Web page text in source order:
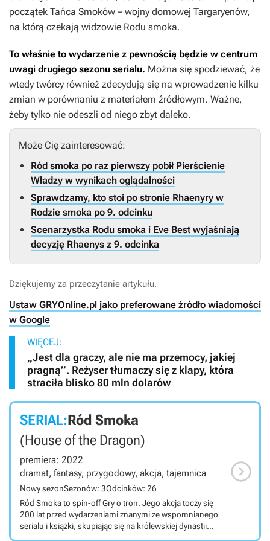
początek Tańca Smoków – wojny domowej Targaryenów,
na którą czekają widzowie Rodu smoka.
To właśnie to wydarzenie z pewnością będzie w centrum
uwagi drugiego sezonu serialu. Można się spodziewać, że
wtedy twórcy również zdecydują się na wprowadzenie kilku
zmian w porównaniu z materiałem źródłowym. Ważne,
żeby tylko nie odeszli od niego zbyt daleko.
Może Cię zainteresować:
Ród smoka po raz pierwszy pobił Pierścienie
Władzy w wynikach oglądalności
Sprawdzamy, kto stoi po stronie Rhaenyry w
Rodzie smoka po 9. odcinku
Scenarzystka Rodu smoka i Eve Best wyjaśniają
decyzję Rhaenys z 9. odcinka
Dziękujemy za przeczytanie artykułu.
Ustaw GRYOnline.pl jako preferowane źródło wiadomości
w Google
WIĘCEJ:
„Jest dla graczy, ale nie ma przemocy, jakiej
pragną”. Reżyser tłumaczy się z klapy, która
straciła blisko 80 mln dolarów
SERIAL:Ród Smoka
(House of the Dragon)
premiera: 2022
dramat, fantasy, przygodowy, akcja, tajemnica
Nowy sezonSezonów: 3Odcinków: 26
Ród Smoka to spin-off Gry o tron. Jego akcja toczy się
200 lat przed wydarzeniami znanymi ze wspomnianego
serialu i książki, skupiając się na królewskiej dynastii
